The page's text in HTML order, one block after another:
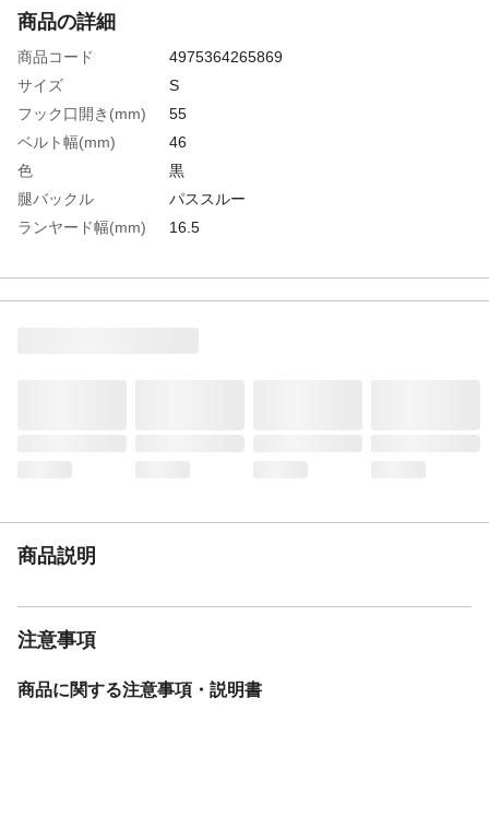
商品の詳細
商品コード
4975364265869
サイズ
S
フック口開き(mm)
55
ベルト幅(mm)
46
色
黒
腿バックル
パススルー
ランヤード幅(mm)
16.5
ランヤード長さ(mm) 1500
商品説明
注意事項
商品に関する注意事項・説明書